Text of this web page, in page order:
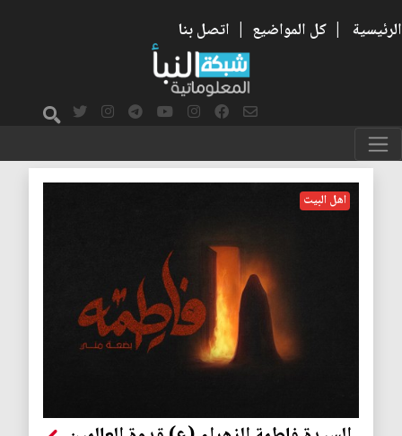
الرئيسية | كل المواضيع | اتصل بنا
العفاف
اهل البيت